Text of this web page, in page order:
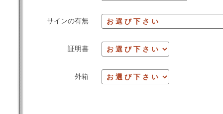
サインの有無
証明書
外箱